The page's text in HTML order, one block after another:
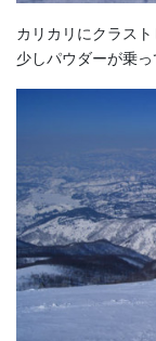
カリカリにクラス
少しパウダーが乗